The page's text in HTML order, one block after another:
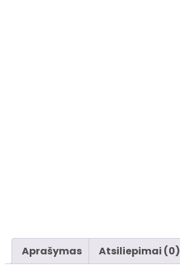
Aprašymas Atsiliepimai (0)